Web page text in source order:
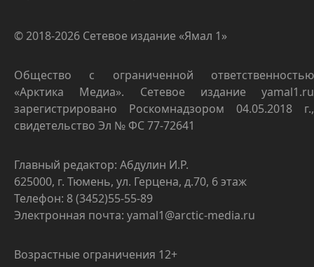
© 2018-2026 Сетевое издание «Ямал 1»
Общество с ограниченной ответственностью
«Арктика Медиа». Сетевое издание yamal1.ru
зарегистрировано Роскомнадзором 04.05.2018 г.,
свидетельство Эл № ФС 77-72641
Главный редактор: Абдулин И.Р.
625000, г. Тюмень, ул. Герцена, д.70, 6 этаж
Телефон: 8 (3452)55-55-89
Электронная почта: yamal1@arctic-media.ru
Возрастные ограничения 12+